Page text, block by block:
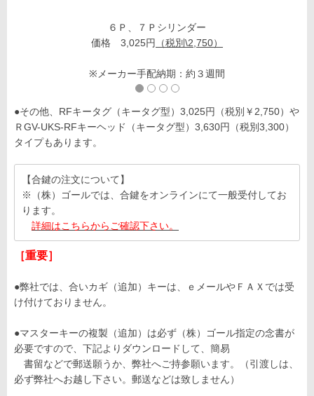
６Ｐ、７Ｐシリンダー
価格 3,025円
（税別\2,750）
※メーカー手配納期：約３週間
●その他、RFキータグ（キータグ型）3,025円（税別￥2,750）や
ＲGV-UKS-RFキーヘッド（キータグ型）3,630円（税別3,300）
タイプもあります。
【合鍵の注文について】
※（株）ゴールでは、合鍵をオンラインにて一般受付してお
ります。
詳細はこちらからご確認下さい。
［重要］
●弊社では、合いカギ（追加）キーは、ｅメールやＦＡＸでは受
け付けておりません。
●マスターキーの複製（追加）は必ず（株）ゴール指定の念書が
必要ですので、下記よりダウンロードして、簡易
書留などで郵送願うか、弊社へご持参願います。（引渡しは、
必ず弊社へお越し下さい。郵送などは致しません）